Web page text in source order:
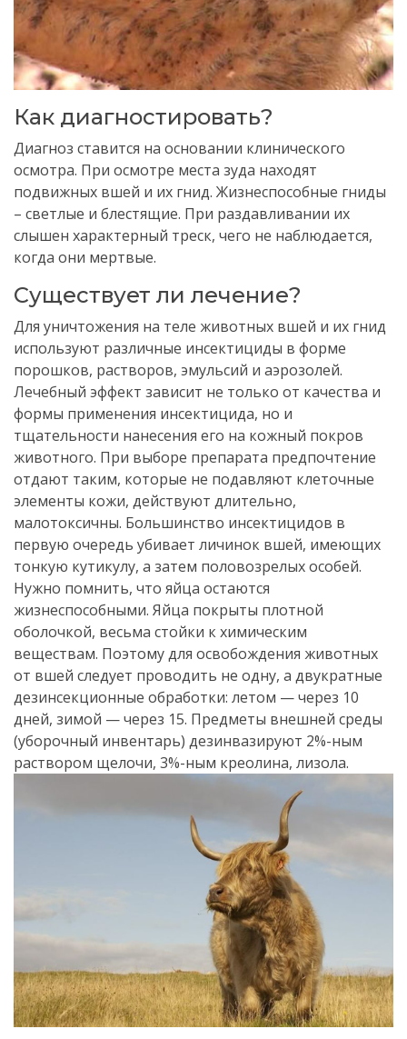
Как диагностировать?
Диагноз ставится на основании клинического
осмотра. При осмотре места зуда находят
подвижных вшей и их гнид. Жизнеспособные гниды
– светлые и блестящие. При раздавливании их
слышен характерный треск, чего не наблюдается,
когда они мертвые.
Существует ли лечение?
Для уничтожения на теле животных вшей и их гнид
используют различные инсектициды в форме
порошков, растворов, эмульсий и аэрозолей.
Лечебный эффект зависит не только от качества и
формы применения инсектицида, но и
тщательности нанесения его на кожный покров
животного. При выборе препарата предпочтение
отдают таким, которые не подавляют клеточные
элементы кожи, действуют длительно,
малотоксичны. Большинство инсектицидов в
первую очередь убивает личинок вшей, имеющих
тонкую кутикулу, а затем половозрелых особей.
Нужно помнить, что яйца остаются
жизнеспособными. Яйца покрыты плотной
оболочкой, весьма стойки к химическим
веществам. Поэтому для освобождения животных
от вшей следует проводить не одну, а двукратные
дезинсекционные обработки: летом — через 10
дней, зимой — через 15. Предметы внешней среды
(уборочный инвентарь) дезинвазируют 2%-ным
раствором щелочи, 3%-ным креолина, лизола.